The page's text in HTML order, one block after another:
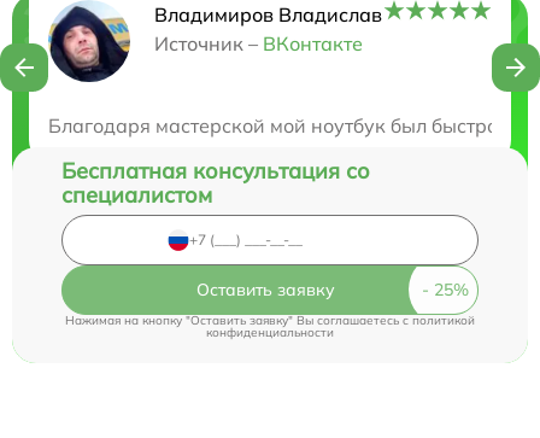
Владимиров Владислав
Источник – ВКонтакте
Благодаря мастерской мой ноутбук был быстро
Нужна консультация?
Бесплатная консультация со
специалистом
Оставить заявку
Нажимая на кнопку "Оставить заявку" Вы соглашаетесь cполитикой
конфиденциальности